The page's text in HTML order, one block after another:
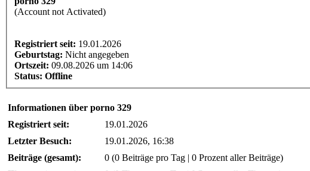
(Account not Activated)
Registriert seit: 19.01.2026
Geburtstag: Nicht angegeben
Ortszeit: 09.08.2026 um 14:06
Status: Offline
Informationen über porno 329
Registriert seit:
19.01.2026
Letzter Besuch:
19.01.2026, 16:38
Beiträge (gesamt):
0 (0 Beiträge pro Tag | 0 Prozent aller Beiträge)